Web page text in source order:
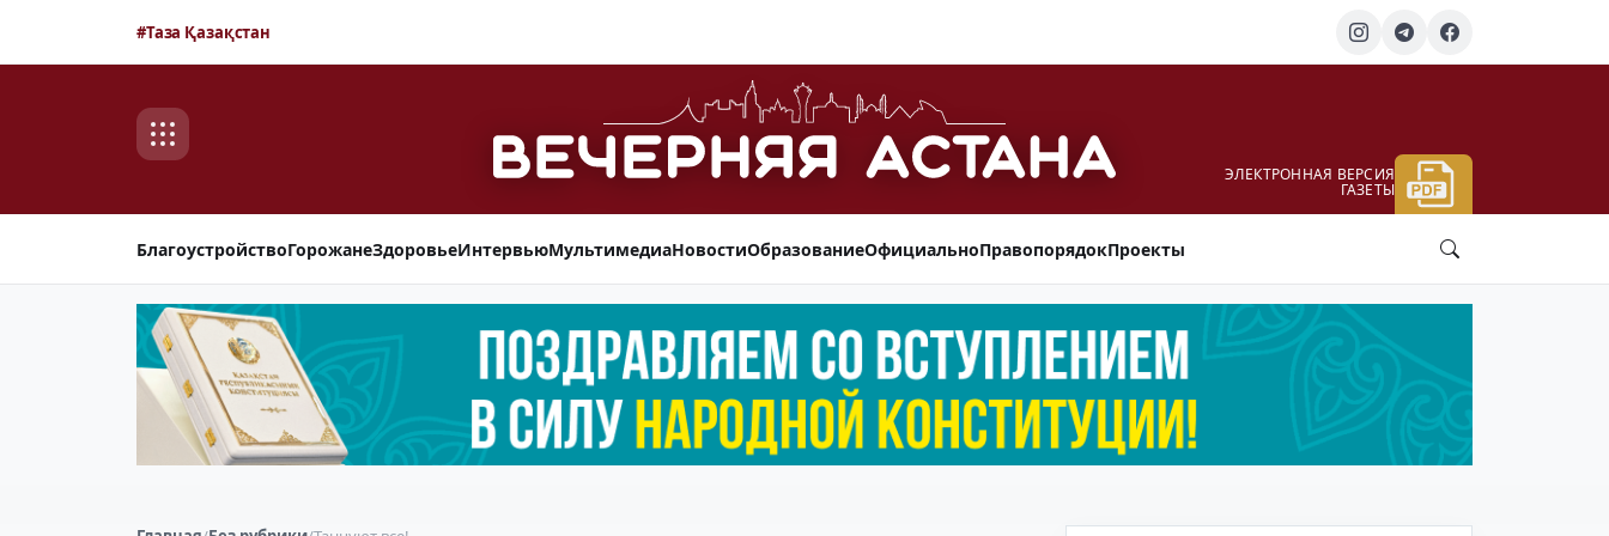
#Таза Қазақстан
ЭЛЕКТРОННАЯ ВЕРСИЯ
ГАЗЕТЫ
БлагоустройствоГорожанеЗдоровьеИнтервьюМультимедиаНовостиОбразованиеОфициальноПравопорядокПроекты